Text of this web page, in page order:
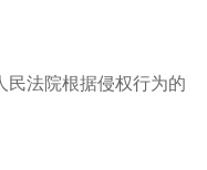
民法院根据侵权行为的